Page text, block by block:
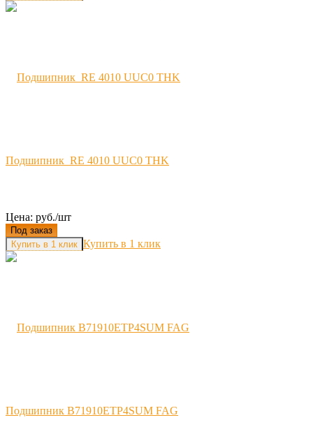
Подшипник RE 4010 UUC0 THK
Цена: руб./шт
Под заказ
Купить в 1 клик
Подшипник B71910ETP4SUM FAG